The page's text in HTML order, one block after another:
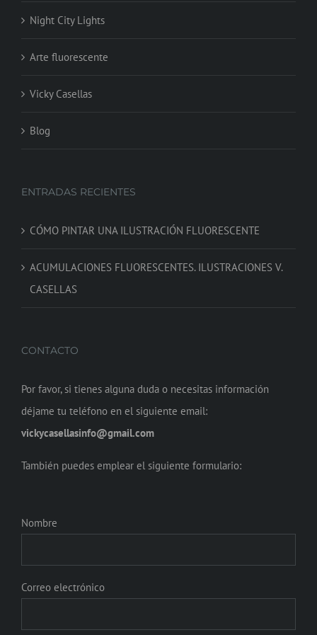
Night City Lights
Arte fluorescente
Vicky Casellas
Blog
ENTRADAS RECIENTES
CÓMO PINTAR UNA ILUSTRACIÓN FLUORESCENTE
ACUMULACIONES FLUORESCENTES. ILUSTRACIONES V.
CASELLAS
CONTACTO
Por favor, si tienes alguna duda o necesitas información
déjame tu teléfono en el siguiente email:
vickycasellasinfo@gmail.com
También puedes emplear el siguiente formulario:
Nombre
Correo electrónico